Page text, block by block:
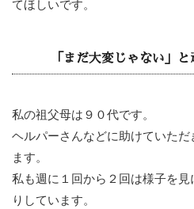
てほしいです。
「まだ大変じゃない」
私の祖父母は９０代です。
ヘルパーさんなどに助けていた
ます。
私も週に１回から２回は様子を
りしています。